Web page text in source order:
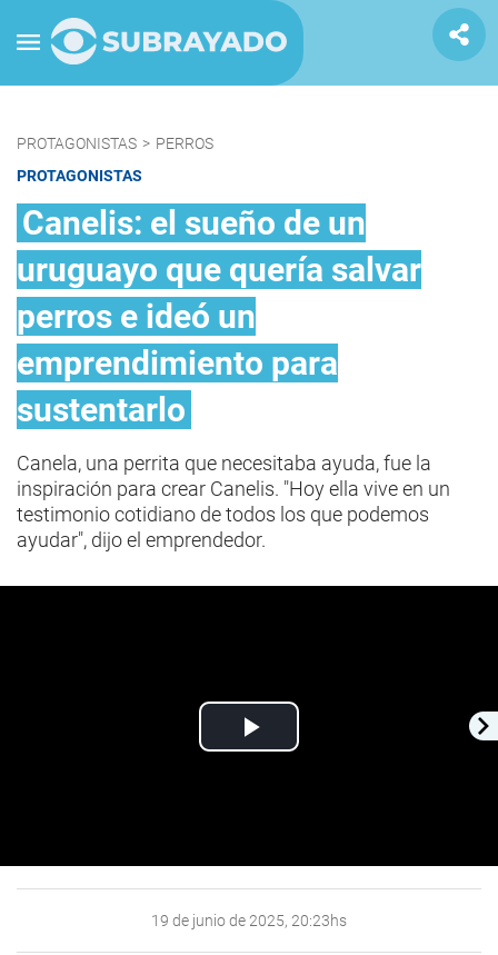
PROTAGONISTAS > PERROS
PROTAGONISTAS
Canelis: el sueño de un
uruguayo que quería salvar
perros e ideó un
emprendimiento para
sustentarlo
Canela, una perrita que necesitaba ayuda, fue la
inspiración para crear Canelis. "Hoy ella vive en un
testimonio cotidiano de todos los que podemos
ayudar", dijo el emprendedor.
Play
19 de junio de 2025, 20:23hs